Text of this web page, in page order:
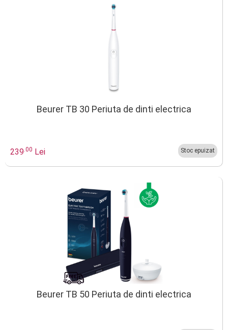
Beurer TB 30 Periuta de dinti electrica
239.00 Lei Stoc epuizat
Beurer TB 50 Periuta de dinti electrica